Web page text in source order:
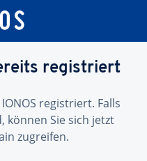
registriert
registriert. Falls
können Sie sich jetzt
zugreifen.